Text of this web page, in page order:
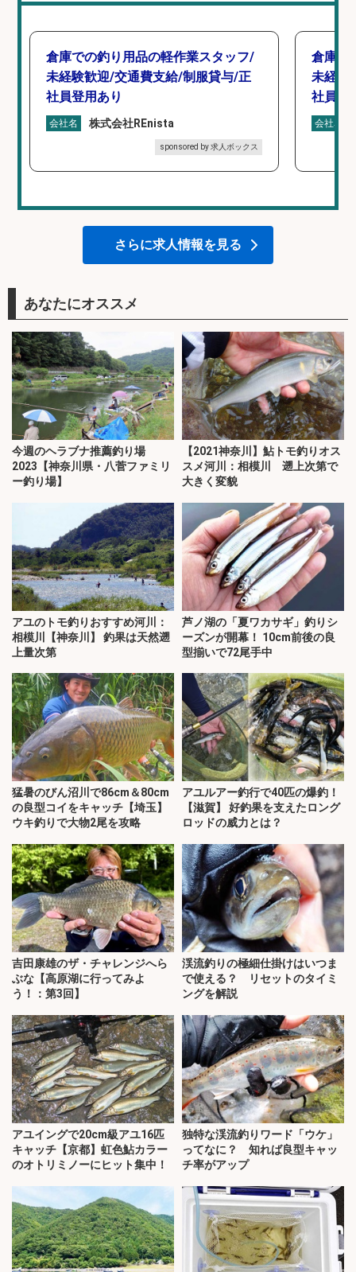
倉庫での釣り用品の軽作業スタッフ/
未経験歓迎/交通費支給/制服貸与/正
社員登用あり
会社名 株式会社REnista
sponsored by 求人ボックス
倉庫で
未経験
社員登
会社名
さらに求人情報を見る
あなたにオススメ
今週のヘラブナ推薦釣り場
2023【神奈川県・八菅ファミリ
ー釣り場】
【2021神奈川】鮎トモ釣りオス
スメ河川：相模川 遡上次第で
大きく変貌
アユのトモ釣りおすすめ河川：
相模川【神奈川】 釣果は天然遡
上量次第
芦ノ湖の「夏ワカサギ」釣りシ
ーズンが開幕！ 10cm前後の良
型揃いで72尾手中
猛暑のびん沼川で86cm＆80cm
の良型コイをキャッチ【埼玉】
ウキ釣りで大物2尾を攻略
アユルアー釣行で40匹の爆釣！
【滋賀】 好釣果を支えたロング
ロッドの威力とは？
吉田康雄のザ・チャレンジへら
ぶな【高原湖に行ってみよ
う！：第3回】
渓流釣りの極細仕掛けはいつま
で使える？ リセットのタイミ
ングを解説
アユイングで20cm級アユ16匹
キャッチ【京都】虹色鮎カラー
のオトリミノーにヒット集中！
独特な渓流釣りワード「ウケ」
ってなに？ 知れば良型キャッ
チ率がアップ